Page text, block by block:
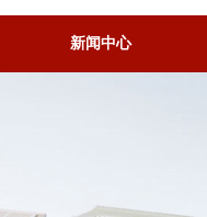
新闻中心